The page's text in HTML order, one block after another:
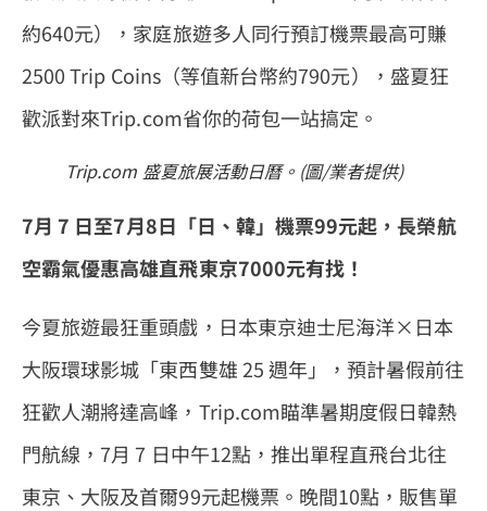
約640元），家庭旅遊多人同行預訂機票最高可賺
2500 Trip Coins（等值新台幣約790元），盛夏狂
歡派對來Trip.com省你的荷包一站搞定。
Trip.com 盛夏旅展活動日曆。(圖/業者提供)
7月 7 日至7月8日「日、韓」機票99元起，長榮航
空霸氣優惠高雄直飛東京7000元有找！
今夏旅遊最狂重頭戲，日本東京迪士尼海洋×日本
大阪環球影城「東西雙雄 25 週年」，預計暑假前往
狂歡人潮將達高峰，Trip.com瞄準暑期度假日韓熱
門航線，7月 7 日中午12點，推出單程直飛台北往
東京、大阪及首爾99元起機票。晚間10點，販售單